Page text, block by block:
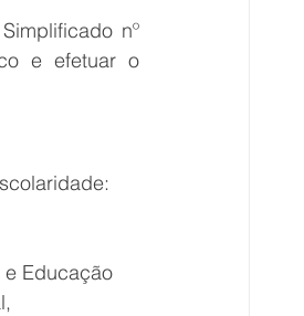
nº
e efetuar o
e Educação